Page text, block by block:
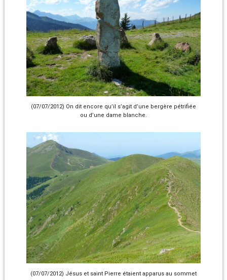
(07/07/2012) On dit encore qu’il s’agit d’une bergère pétrifiée
ou d’une dame blanche.
(07/07/2012) Jésus et saint Pierre étaient apparus au sommet